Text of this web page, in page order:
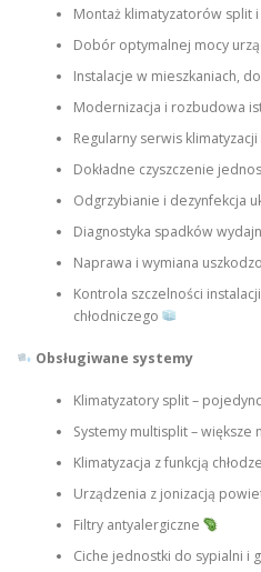
Montaż klimatyzatorów split
Dobór optymalnej mocy
Instalacje w mieszkaniach,
Modernizacja i rozbudowa
Regularny serwis klimatyzacji
Dokładne czyszczenie
Odgrzybianie i dezynfekcja
Diagnostyka spadków
Naprawa i wymiana
Kontrola szczelności
chłodniczego
Obsługiwane systemy
Klimatyzatory split –
Systemy multisplit – większe
Klimatyzacja z funkcją
Urządzenia z jonizacją
Filtry antyalergiczne
Ciche jednostki do sypialni i